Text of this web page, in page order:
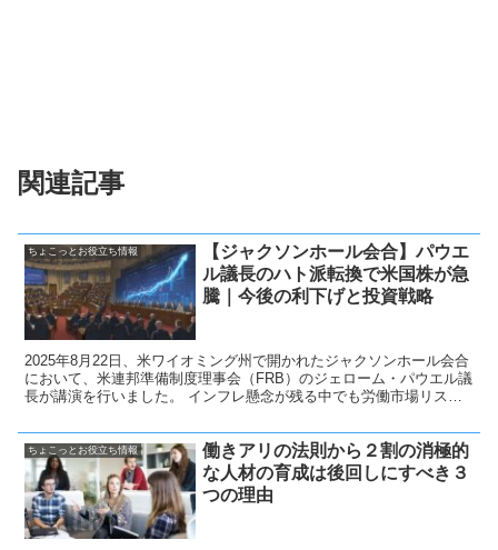
関連記事
ちょこっとお役立ち情報
【ジャクソンホール会合】パウエ
ル議長のハト派転換で米国株が急
騰｜今後の利下げと投資戦略
2025年8月22日、米ワイオミング州で開かれたジャクソンホール会合
において、米連邦準備制度理事会（FRB）のジェローム・パウエル議
長が講演を行いました。 インフレ懸念が残る中でも労働市場リスク
国株市場は大きく反応しました。
ちょこっとお役立ち情報
働きアリの法則から２割の消極的
な人材の育成は後回しにすべき３
つの理由